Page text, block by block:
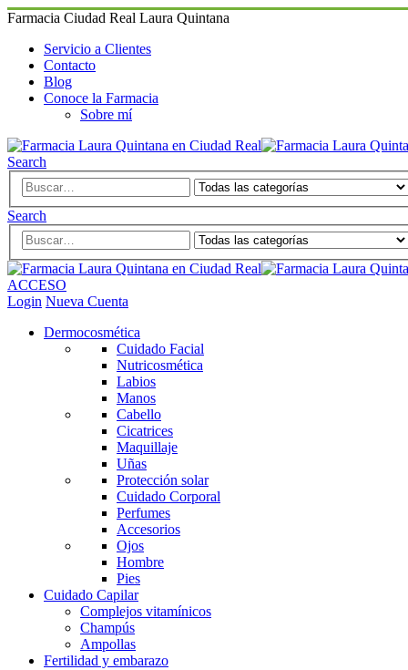
Farmacia Ciudad Real Laura Quintana
Servicio a Clientes
Contacto
Blog
Conoce la Farmacia
Sobre mí
Search
Search
ACCESO
Login Nueva Cuenta
Dermocosmética
Cuidado Facial
Nutricosmética
Labios
Manos
Cabello
Cicatrices
Maquillaje
Uñas
Protección solar
Cuidado Corporal
Perfumes
Accesorios
Ojos
Hombre
Pies
Cuidado Capilar
Complejos vitamínicos
Champús
Ampollas
Fertilidad y embarazo